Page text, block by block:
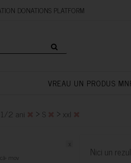
FOUNDATION
VREAU UN PRODUS
1/2 ani > S > xxl
mov
Nici un